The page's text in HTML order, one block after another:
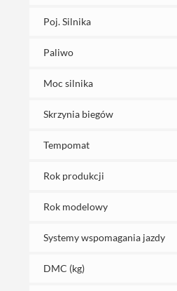
Poj. Silnika
Paliwo
Moc silnika
Skrzynia biegów
Tempomat
Rok produkcji
Rok modelowy
Systemy wspomagania jazdy
DMC (kg)